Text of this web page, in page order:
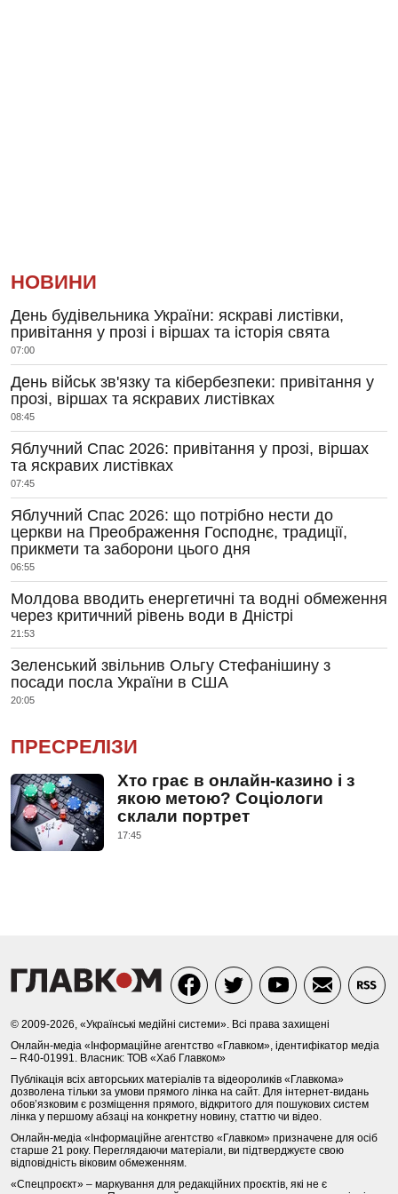
НОВИНИ
День будівельника України: яскраві листівки,
привітання у прозі і віршах та історія свята
07:00
День військ зв'язку та кібербезпеки: привітання у
прозі, віршах та яскравих листівках
08:45
Яблучний Спас 2026: привітання у прозі, віршах
та яскравих листівках
07:45
Яблучний Спас 2026: що потрібно нести до
церкви на Преображення Господнє, традиції,
прикмети та заборони цього дня
06:55
Молдова вводить енергетичні та водні обмеження
через критичний рівень води в Дністрі
21:53
Зеленський звільнив Ольгу Стефанішину з
посади посла України в США
20:05
ПРЕСРЕЛІЗИ
Хто грає в онлайн-казино і з
якою метою? Соціологи
склали портрет
17:45
© 2009-2026, «Українські медійні системи». Всі права захищені
Онлайн-медіа «Інформаційне агентство «Главком», ідентифікатор медіа
– R40-01991. Власник: ТОВ «Хаб Главком»
Публікація всіх авторських матеріалів та відеороликів «Главкома»
дозволена тільки за умови прямого лінка на сайт. Для інтернет-видань
обов’язковим є розміщення прямого, відкритого для пошукових систем
лінка у першому абзаці на конкретну новину, статтю чи відео.
Онлайн-медіа «Інформаційне агентство «Главком» призначене для осіб
старше 21 року. Переглядаючи матеріали, ви підтверджуєте свою
відповідність віковим обмеженням.
«Спецпроєкт» – маркування для редакційних проєктів, які не є